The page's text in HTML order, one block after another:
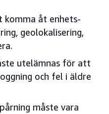
åt enhets-
geolokalisering,
utelämnas för att
och fel i äldre
måste vara